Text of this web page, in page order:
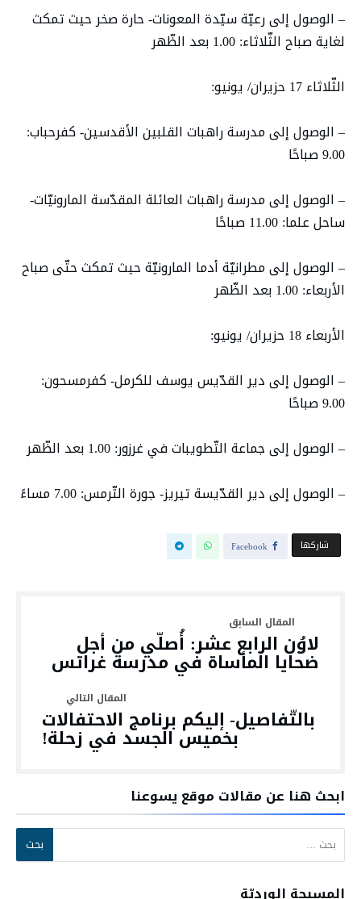
– الوصول إلى رعيّة سيّدة المعونات- حارة صخر حيث تمكث
لغاية صباح الثّلاثاء: 1.00 بعد الظّهر
الثّلاثاء 17 حزيران/ يونيو:
– الوصول إلى مدرسة راهبات القلبين الأقدسين- كفرحباب:
9.00 صباحًا
– الوصول إلى مدرسة راهبات العائلة المقدّسة المارونيّات-
ساحل علما: 11.00 صباحًا
– الوصول إلى مطرانيّة أدما المارونيّة حيث تمكث حتّى صباح
الأربعاء: 1.00 بعد الظّهر
الأربعاء 18 حزيران/ يونيو:
– الوصول إلى دير القدّيس يوسف للكرمل- كفرمسحون:
9.00 صباحًا
– الوصول إلى جماعة التّطويبات في غرزور: 1.00 بعد الظّهر
– الوصول إلى دير القدّيسة تيريز- جورة التّرمس: 7.00 مساءً
‫‫ شاركها‬ Facebook
لاوُن الرابع عشر: أُصلّي من أجل
ضحايا المأساة في مدرسة غراتس
بالتّفاصيل- إليكم برنامج الاحتفالات
بخميس الجسد في زحلة!
ابحث هنا عن مقالات موقع يسوعنا
البحث عن:
المسبحة الورديّة